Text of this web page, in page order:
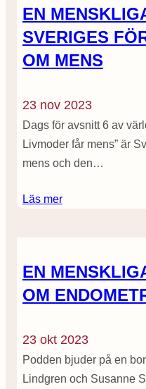
EN
SVERIGES
OM MENS
23 nov 2023
Dags för avsnitt 6 av
Livmoder får mens” är
mens och den…
Läs mer
EN
OM
23 okt 2023
Podden bjuder på en
Lindgren och Susanne